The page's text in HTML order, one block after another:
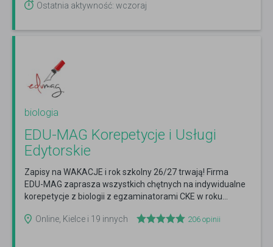
Ostatnia aktywność: wczoraj
biologia
EDU-MAG Korepetycje i Usługi
Edytorskie
Zapisy na WAKACJE i rok szkolny 26/27 trwają! Firma
EDU-MAG zaprasza wszystkich chętnych na indywidualne
korepetycje z biologii z egzaminatorami CKE w roku...
Online, Kielce i 19 innych
206 opinii